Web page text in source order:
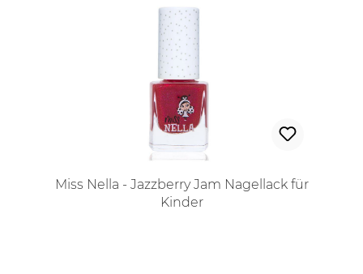
Miss Nella - Jazzberry Jam Nagellack für
Kinder